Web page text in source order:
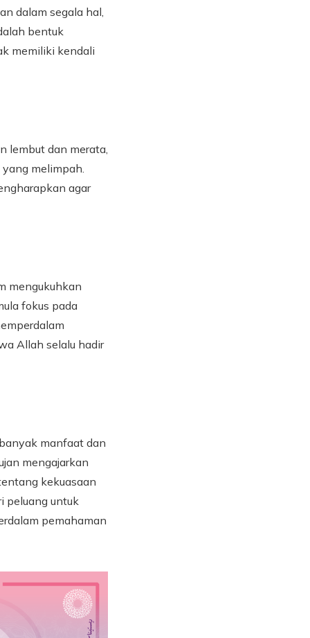
dalam segala hal,
bentuk
memiliki kendali
lembut dan merata,
melimpah.
agar
mengukuhkan
fokus pada
Allah selalu hadir
manfaat dan
mengajarkan
kekuasaan
peluang untuk
pemahaman